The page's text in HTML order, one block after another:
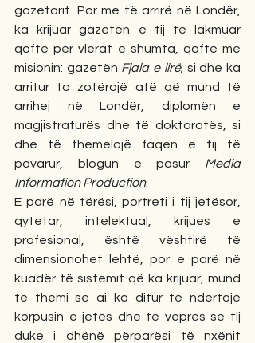
gazetarit. Por me të arrirë në Londër,
ka krijuar gazetën e tij të lakmuar
qoftë për vlerat e shumta, qoftë me
misionin: gazetën Fjala e lirë; si dhe ka
arritur ta zotërojë atë që mund të
arrihej në Londër, diplomën e
magjistraturës dhe të doktoratës, si
dhe të themelojë faqen e tij të
pavarur, blogun e pasur Media
Information Production.
E parë në tërësi, portreti i tij jetësor,
qytetar, intelektual, krijues e
profesional, është vështirë të
dimensionohet lehtë, por e parë në
kuadër të sistemit që ka krijuar, mund
të themi se ai ka ditur të ndërtojë
korpusin e jetës dhe të veprës së tij
duke i dhënë përparësi të nxënit